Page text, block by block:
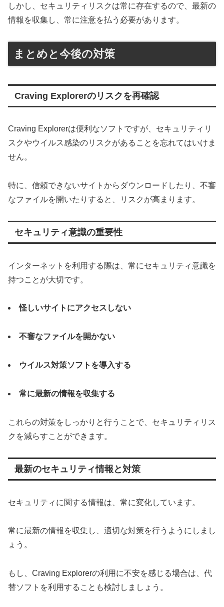
しかし、セキュリティリスクは常に存在するので、最新の
情報を収集し、常に注意を払う必要があります。
まとめと今後の対策
Craving Explorerのリスクを再確認
Craving Explorerは便利なソフトですが、セキュリティリ
スクやウイルス感染のリスクがあることを忘れてはいけま
せん。
特に、信頼できないサイトからダウンロードしたり、不審
なファイルを開いたりすると、リスクが高まります。
セキュリティ意識の重要性
インターネットを利用する際は、常にセキュリティ意識を
持つことが大切です。
怪しいサイトにアクセスしない
不審なファイルを開かない
ウイルス対策ソフトを導入する
常に最新の情報を収集する
これらの対策をしっかりと行うことで、セキュリティリス
クを減らすことができます。
最新のセキュリティ情報と対策
セキュリティに関する情報は、常に変化しています。
常に最新の情報を収集し、適切な対策を行うようにしまし
ょう。
もし、Craving Explorerの利用に不安を感じる場合は、代
替ソフトを利用することも検討しましょう。